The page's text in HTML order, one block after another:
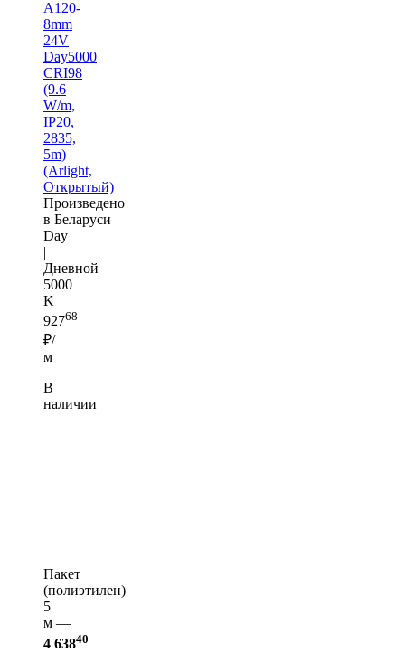
A120-
8mm
24V
Day5000
CRI98
(9.6
W/m,
IP20,
2835,
5m)
(Arlight,
Открытый)
Произведено
в Беларуси
Day
|
Дневной
5000
K
92768
₽/
м
В
наличии
Пакет
(полиэтилен)
5
м —
4 63840